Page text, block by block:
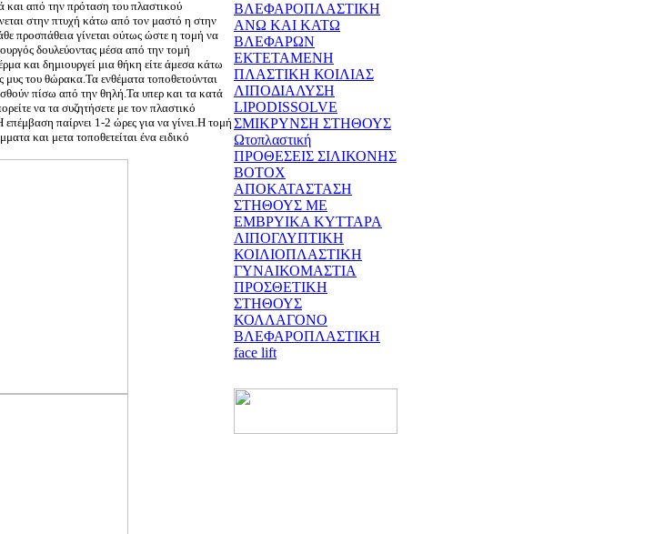
από την πρόταση του πλαστικού
στην πτυχή κάτω από τον μαστό η στην
προσπάθεια γίνεται ούτως ώστε η τομή να
δουλεύοντας μέσα από την τομή
και δημιουργεί μια θήκη είτε άμεσα κάτω
του θώρακα.Τα ενθέματα τοποθετούνται
πίσω από την θηλή.Τα υπερ και τα κατά
να τα συζητήσετε με τον πλαστικό
παίρνει 1-2 ώρες για να γίνει.Η τομή
και μετα τοποθετείται ένα ειδικό
ΒΛΕΦΑΡΟΠΛΑΣΤΙΚΗ
ΑΝΩ ΚΑΙ ΚΑΤΩ
ΒΛΕΦΑΡΩΝ
ΕΚΤΕΤΑΜΕΝΗ
ΠΛΑΣΤΙΚΗ ΚΟΙΛΙΑΣ
ΛΙΠΟΔΙΑΛΥΣΗ
LIPODISSOLVE
ΣΜΙΚΡΥΝΣΗ ΣΤΗΘΟΥΣ
Ωτοπλαστική
ΠΡΟΘΕΣΕΙΣ ΣΙΛΙΚΟΝΗΣ
BOTOX
ΑΠΟΚΑΤΑΣΤΑΣΗ
ΣΤΗΘΟΥΣ ΜΕ
ΕΜΒΡΥΙΚΑ ΚΥΤΤΑΡΑ
ΛΙΠΟΓΛΥΠΤΙΚΗ
ΚΟΙΛΙΟΠΛΑΣΤΙΚΗ
ΓΥΝΑΙΚΟΜΑΣΤΙΑ
ΠΡΟΣΘΕΤΙΚΗ
ΣΤΗΘΟΥΣ
ΚΟΛΛΑΓΟΝΟ
ΒΛΕΦΑΡΟΠΛΑΣΤΙΚΗ
face lift